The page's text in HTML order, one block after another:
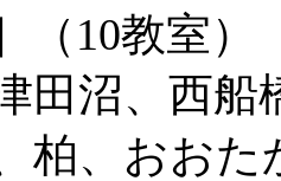
（10教室）
田沼、西船
柏、おおた